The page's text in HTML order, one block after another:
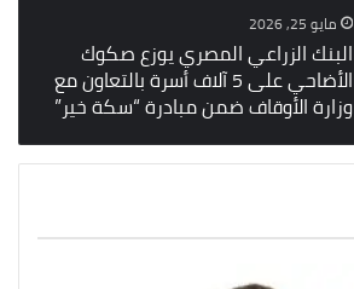
مايو 25, 2026
البنك الزراعي المصري يوزع صكوك
الأضاحي على 5 آلاف أسرة بالتعاون مع
وزارة الأوقاف ضمن مبادرة “سكة خير”